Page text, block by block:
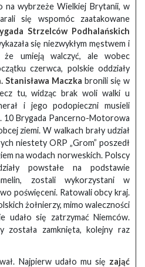
na wybrzeże Wielkiej Brytanii, w
się wspomóc zaatakowane
Strzelców Podhalańskich
się niezwykłym męstwem i
że umieją walczyć, ale wobec
czerwca, polskie oddziały
Stanisława Maczka bronili się w
tu, widząc brak woli walki u
i jego podopieczni musieli
10 Brygada Pancerno-Motorowa
ziemi. W walkach brały udział
niestety ORP „Grom” poszedł
na wodach norweskich. Polscy
powstałe na podstawie
zostali wykorzystani w
poświęceni. Ratowali obcy kraj.
żołnierzy, mimo waleczności
udało się zatrzymać Niemców.
została zamknięta, kolejny raz
Najpierw udało mu się zająć